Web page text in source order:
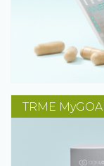
TRME